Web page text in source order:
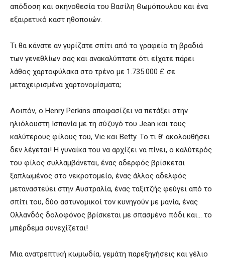
απόδοση και σκηνοθεσία του Βασίλη Θωμόπουλου και ένα
εξαιρετικό καστ ηθοποιών.
Τι θα κάνατε αν γυρίζατε σπίτι από το γραφείο τη βραδιά
των γενεθλίων σας και ανακαλύπτατε ότι είχατε πάρει
λάθος χαρτοφύλακα στο τρένο με 1.735.000 £ σε
μεταχειρισμένα χαρτονομίσματα;
Λοιπόν, ο Henry Perkins αποφασίζει να πετάξει στην
ηλιόλουστη Ισπανία με τη σύζυγό του Jean και τους
καλύτερους φίλους του, Vic και Betty. Το τι θ’ ακολουθήσει
δεν λέγεται! Η γυναίκα του να αρχίζει να πίνει, ο καλύτερός
του φίλος συλλαμβάνεται, ένας αδερφός βρίσκεται
ξαπλωμένος στο νεκροτομείο, ένας άλλος αδελφός
μεταναστεύει στην Αυστραλία, ένας ταξιτζής φεύγει από το
σπίτι του, δύο αστυνομικοί τον κυνηγούν με μανία, ένας
Ολλανδός δολοφόνος βρίσκεται με σπασμένο πόδι και… το
μπέρδεμα συνεχίζεται!
Μια ανατρεπτική κωμωδία, γεμάτη παρεξηγήσεις και γέλιο